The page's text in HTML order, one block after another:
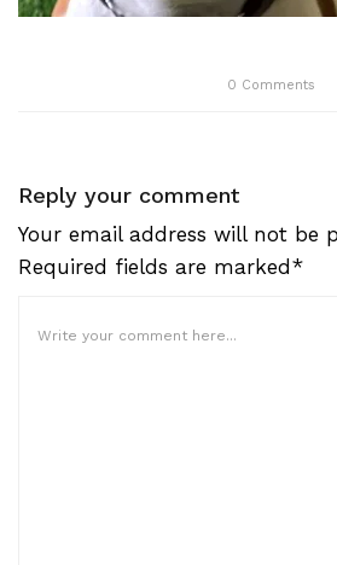
0 Comments
Reply your comment
Your email address will not be
Required fields are marked*